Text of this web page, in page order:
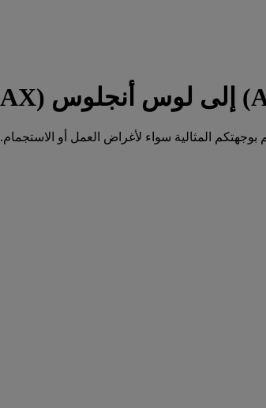
المثالية سواء لأغراض العمل أو الاستجمام.